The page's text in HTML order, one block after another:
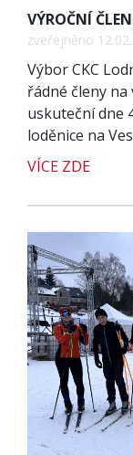
VÝROČNÍ
zveřejněno
Výbor CKC
řádné členy
uskuteční dne
loděnice na
VÍCE ZDE